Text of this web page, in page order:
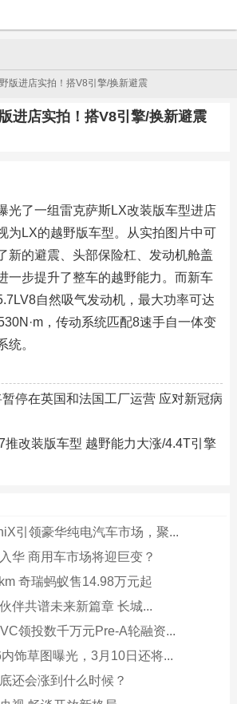
版进店实拍！搭V8引擎/换新避震
进店实拍！搭V8引擎/换新避震
光了一组雷克萨斯LX改装版车型进店
为LX的越野版车型。从实拍图片中可
新的避震、头部保险杠、发动机舱盖
一步提升了整车的越野能力。而新车
自然吸气发动机，最大功率可达
，传动系统匹配8速手自一体变
统。
停在英国和法国工厂运营 应对新冠病
推改装版车型 越野能力大涨/4.4T引擎
引领豪华纯电汽车市场，聚...
华 商用车市场将迎巨变？
奇瑞蚂蚁售14.98万元起
伴共谱未来新篇章 长城...
领投数千万元Pre-A轮融资...
饰草图曝光，3月10日还将...
还会涨到什么时候？